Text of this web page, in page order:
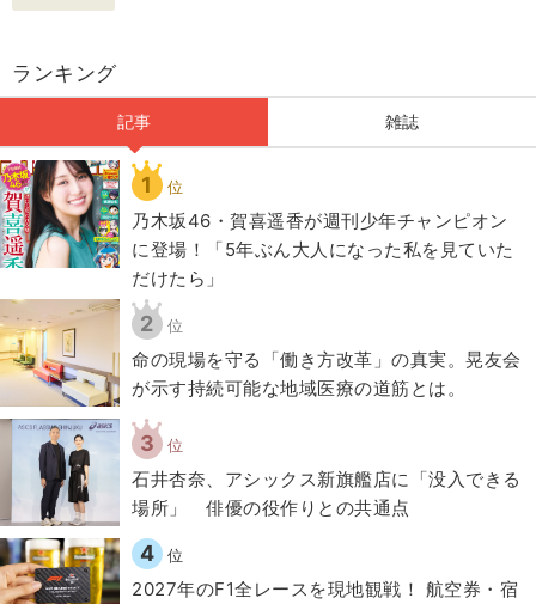
ランキング
記事 雑誌
1 位
乃木坂46・賀喜遥香が週刊少年チャンピオン
に登場！「5年ぶん大人になった私を見ていた
だけたら」
2 位
​命の現場を守る「働き方改革」の真実。晃友会
が示す持続可能な地域医療の道筋とは。
3 位
石井杏奈、アシックス新旗艦店に「没入できる
場所」 俳優の役作りとの共通点
4 位
2027年のF1全レースを現地観戦！ 航空券・宿